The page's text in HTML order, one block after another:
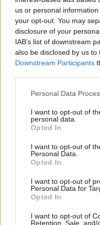
us or personal
your opt-out. You may
disclosure of your
IAB’s list of downstream
also be disclosed by us to
Downstream Participants
Personal Data
I want to opt-out of
personal data.
Opted In
I want to opt-out of
Personal Data.
Opted In
I want to opt-out of
Personal Data for
Opted In
I want to opt-out of
Retention, Sale,
ΔΕΙΤΕ ΕΠΙΣΗΣ
ΣΤΗΝ ΙΔΙΑ
Ο